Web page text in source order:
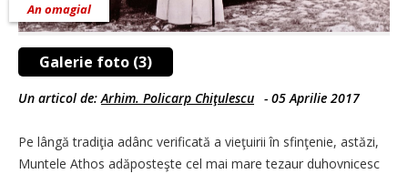
Galerie foto (3)
An omagial
Un articol de:Arhim. Policarp Chiţulescu - 05 Aprilie 2017
Pe lângă tradiţia adânc veri­fi­cată a vieţuirii în sfinţenie, astăzi,
Muntele Athos adă­posteşte cel mai mare tezaur duhovnicesc